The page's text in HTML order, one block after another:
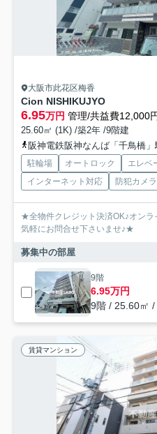
大阪市此花区梅香
Cion NISHIKUJYO
6.95万円 管理/共益費12,000
25.60㎡ (1K) /築2年 /9階建
阪神電鉄阪神なんば「千鳥橋
駐輪場 オートロック エレベ
インターネット対応
防犯カメラ
★全物件クレジット決済OK♪オンラ
気軽にお問合せ下さいませ♪★
募集中の部屋
9階
6.95万円
9階 / 25.60㎡ /
賃貸マンション